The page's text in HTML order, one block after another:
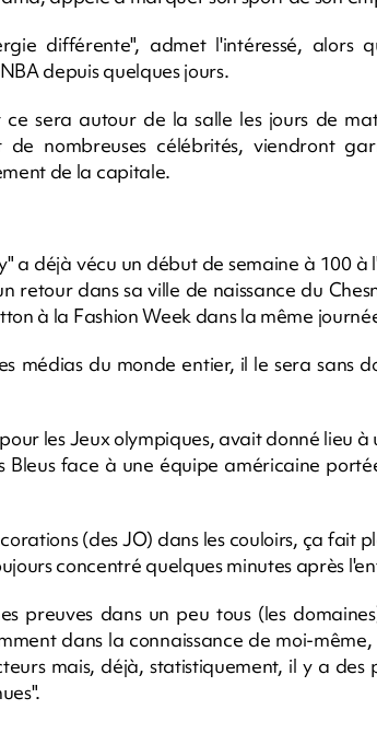
différente", admet l'intéressé, alors
depuis quelques jours.
sera autour de la salle les jours de
nombreuses célébrités, viendront
de la capitale.
a déjà vécu un début de semaine à 100 à
retour dans sa ville de naissance du
à la Fashion Week dans la même
médias du monde entier, il le sera sans
les Jeux olympiques, avait donné lieu
Bleus face à une équipe américaine
(des JO) dans les couloirs, ça fait
concentré quelques minutes après
preuves dans un peu tous (les
dans la connaissance de moi-
mais, déjà, statistiquement, il y a des